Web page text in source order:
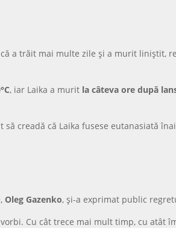
a trăit mai multe zile și a murit liniștit,
, iar Laika a murit la câteva ore după
creadă că Laika fusese eutanasiată
Oleg Gazenko, și-a exprimat public
Cu cât trece mai mult timp, cu atât